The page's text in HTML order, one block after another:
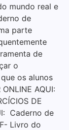
mundo real e
de
parte
de
o
os alunos
AQUI:
DE
Caderno de
Livro do